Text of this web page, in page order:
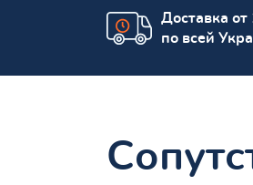
Доставка от
по всей